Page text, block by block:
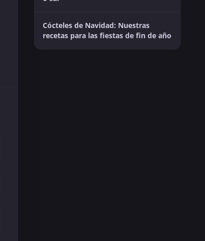
Cócteles de Navidad: Nuestras
recetas para las fiestas de fin de año